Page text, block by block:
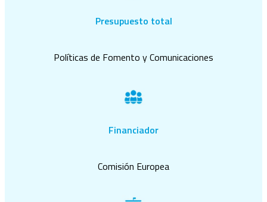
Presupuesto total
Políticas de Fomento y Comunicaciones
Financiador
Comisión Europea